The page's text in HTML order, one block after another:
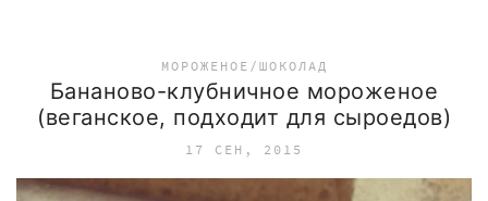
МОРОЖЕНОЕ/ШОКОЛАД
Бананово-клубничное мороженое
(веганское, подходит для сыроедов)
17 СЕН, 2015